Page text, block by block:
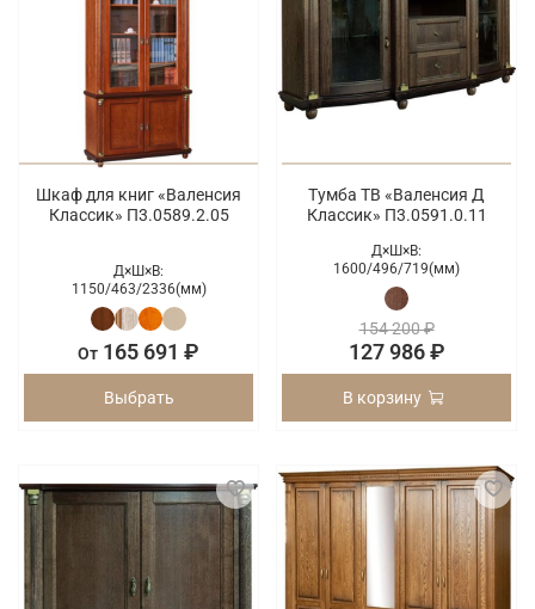
Шкаф для книг «Валенсия
Классик» П3.0589.2.05
Д×Ш×В:
1150/463/2336(мм)
От 165 691 ₽
Выбрать
Тумба ТВ «Валенсия Д
Классик» П3.0591.0.11
Д×Ш×В:
1600/496/719(мм)
154 200 ₽
127 986 ₽
В корзину